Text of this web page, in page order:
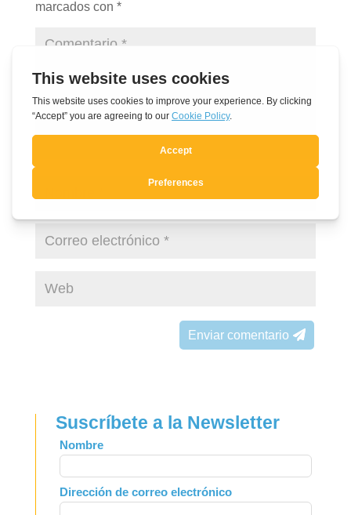
marcados con *
Enviar comentario
Suscríbete a la Newsletter
Leave
this
field
blank
Nombre
Dirección de correo electrónico